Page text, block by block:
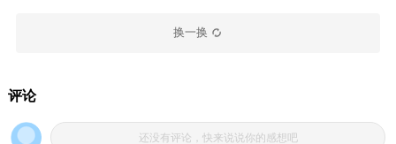
换一换